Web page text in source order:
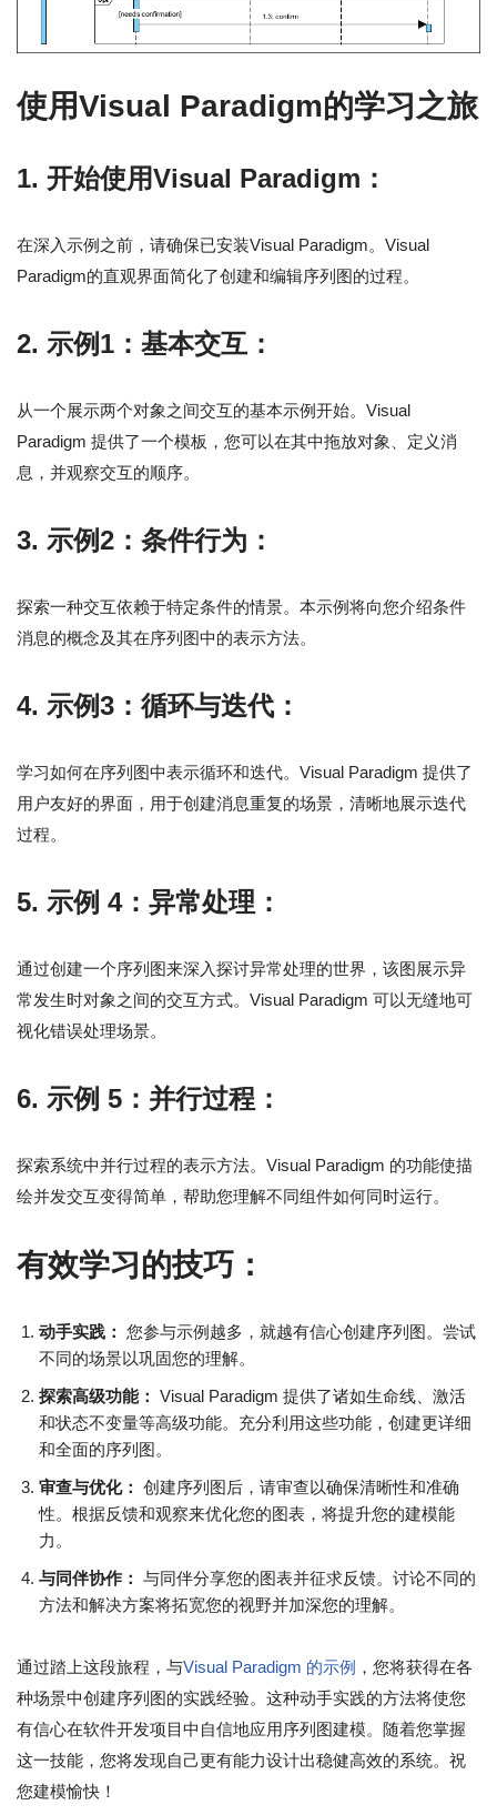
使用Visual Paradigm的学习之旅
1. 开始使用Visual Paradigm：
在深入示例之前，请确保已安装Visual Paradigm。Visual
Paradigm的直观界面简化了创建和编辑序列图的过程。
2. 示例1：基本交互：
从一个展示两个对象之间交互的基本示例开始。Visual
Paradigm 提供了一个模板，您可以在其中拖放对象、定义消
息，并观察交互的顺序。
3. 示例2：条件行为：
探索一种交互依赖于特定条件的情景。本示例将向您介绍条件
消息的概念及其在序列图中的表示方法。
4. 示例3：循环与迭代：
学习如何在序列图中表示循环和迭代。Visual Paradigm 提供了
用户友好的界面，用于创建消息重复的场景，清晰地展示迭代
过程。
5. 示例 4：异常处理：
通过创建一个序列图来深入探讨异常处理的世界，该图展示异
常发生时对象之间的交互方式。Visual Paradigm 可以无缝地可
视化错误处理场景。
6. 示例 5：并行过程：
探索系统中并行过程的表示方法。Visual Paradigm 的功能使描
绘并发交互变得简单，帮助您理解不同组件如何同时运行。
有效学习的技巧：
动手实践： 您参与示例越多，就越有信心创建序列图。尝试
不同的场景以巩固您的理解。
探索高级功能： Visual Paradigm 提供了诸如生命线、激活
和状态不变量等高级功能。充分利用这些功能，创建更详细
和全面的序列图。
审查与优化： 创建序列图后，请审查以确保清晰性和准确
性。根据反馈和观察来优化您的图表，将提升您的建模能
力。
与同伴协作： 与同伴分享您的图表并征求反馈。讨论不同的
方法和解决方案将拓宽您的视野并加深您的理解。
通过踏上这段旅程，与Visual Paradigm 的示例 ，您将获得在各
种场景中创建序列图的实践经验。这种动手实践的方法将使您
有信心在软件开发项目中自信地应用序列图建模。随着您掌握
这一技能，您将发现自己更有能力设计出稳健高效的系统。祝
您建模愉快！